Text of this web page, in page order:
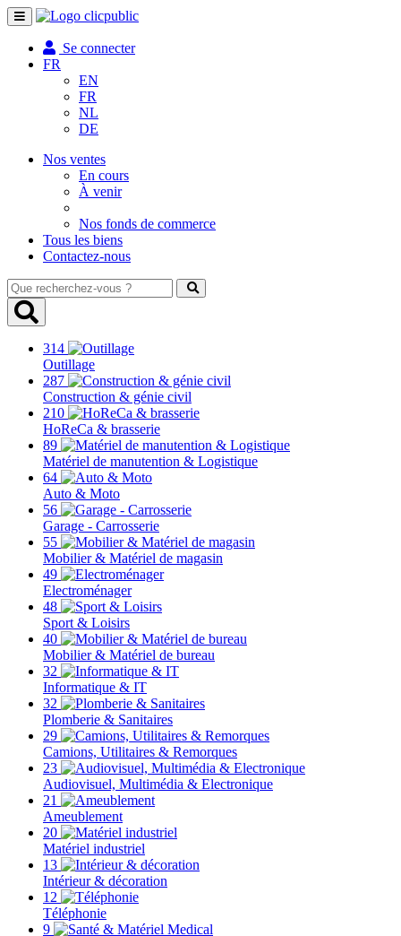
Toggle
navigation
Se connecter
FR
EN
FR
NL
DE
Nos ventes
En cours
À venir
Nos fonds de commerce
Tous les biens
Contactez-nous
Que
recherchez-
vous
314
Outillage
287
Construction & génie civil
210
HoReCa & brasserie
89
Matériel de manutention & Logistique
64
Auto & Moto
56
Garage - Carrosserie
55
Mobilier & Matériel de magasin
49
Electroménager
48
Sport & Loisirs
40
Mobilier & Matériel de bureau
32
Informatique & IT
32
Plomberie & Sanitaires
29
Camions, Utilitaires & Remorques
23
Audiovisuel, Multimédia & Electronique
21
Ameublement
20
Matériel industriel
13
Intérieur & décoration
12
Téléphonie
9